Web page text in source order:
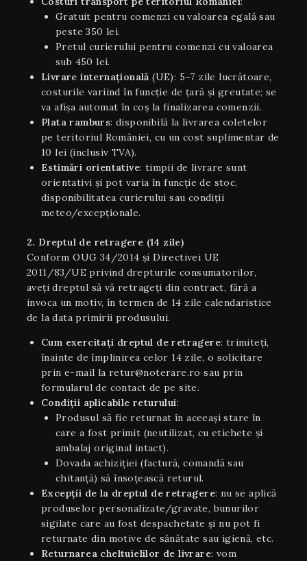
Gratuit pentru comenzi cu valoarea egală sau
peste 350 lei.
Pretul curierului pentru comenzi cu valoarea
sub 450 lei.
Livrare internaţională (UE): 5–7 zile lucrătoare,
costurile variind în funcție de țară și greutate; se
va afișa automat în coș la finalizarea comenzii.
Plata ramburs: disponibilă la livrarea coletelor
pe teritoriul României, cu un cost suplimentar de
10 lei (inclusiv TVA).
Estimări orientative: timpii de livrare sunt
orientativi şi pot varia în funcție de stoc,
disponibilitatea curierului sau condiții
meteo/excepționale.
2. Dreptul de retragere (14 zile)
Conform OUG 34/2014 și Directivei UE
2011/83/UE privind drepturile consumatorilor,
aveți dreptul să vă retrageți din contract, fără a
invoca un motiv, în termen de 14 zile calendaristice
de la data primirii produsului.
Cum exercitați dreptul de retragere: trimiteți,
înainte de împlinirea celor 14 zile, o solicitare
prin e-mail la retur@noterare.ro sau prin
formularul de contact de pe site.
Condiţii aplicabile returului:
Produsul să fie returnat în aceeaşi stare în
care a fost primit (neutilizat, cu etichete și
ambalaj original intact).
Dovada achiziției (factură, comandă sau
chitanță) să însoțească returul.
Excepții de la dreptul de retragere: nu se aplică
produselor personalizate/gravate, bunurilor
sigilate care au fost despachetate și nu pot fi
returnate din motive de sănătate sau igienă, etc.
Returnarea cheltuielilor de livrare: vom